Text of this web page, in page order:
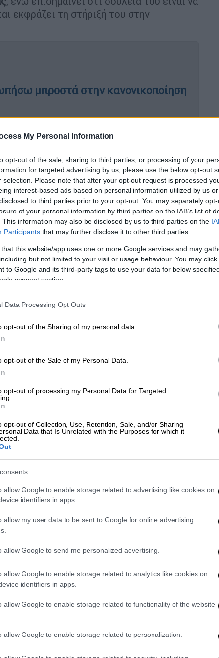
My Personal Information
opt-out of the sale, sharing to third parties, or processing of your
for targeted advertising by us, please use the below opt-out
selection. Please note that after your opt-out request is processed
interest-based ads based on personal information utilized by us
to third parties prior to your opt-out. You may separately
of your personal information by third parties on the IAB’s list of
This information may also be disclosed by us to third parties on the
Participants that may further disclose it to other third parties.
that this website/app uses one or more Google services and may
but not limited to your visit or usage behaviour. You may
to Google and its third-party tags to use your data for below
consent section.
Data Processing Opt Outs
opt-out of the Sharing of my personal data.
opt-out of the Sale of my Personal Data.
opt-out of processing my Personal Data for Targeted
opt-out of Collection, Use, Retention, Sale, and/or Sharing
Data that Is Unrelated with the Purposes for which it
allow Google to enable storage related to advertising like cookies on
identifiers in apps.
allow my user data to be sent to Google for online advertising
allow Google to send me personalized advertising.
allow Google to enable storage related to analytics like cookies on
identifiers in apps.
allow Google to enable storage related to functionality of the website
allow Google to enable storage related to personalization.
εκφράζει τη στήριξή του στην
μπροστά στην κανονικοποίηση
Πρωθυπουργού πιστοποιεί την
κυβέρνηση της Νέας Δημοκρατίας»,
Κινήματος Αλλαγής, Κώστας
«Αργά και υποκριτικά θυμήθηκε τη
που σε πείσμα της
επί μέρες στην κυβέρνηση τον κ.
το Δημόσιο, κηρύσσει σήμερα τον
δε, πως «αν δεν είχε υπάρξει η
παρέμβει στον δημόσιο διάλογο η
εσωκομματικές δυνάμεις,
κ. Μητσοτάκη θα ήταν ακόμη
Νέας Δημοκρατίας
δείχνει καθημερινά
κυβερνά
την τοποθέτηση του πρωθυπουργού
με αριθμούς δεν αναιρούν το βίωμα».
του ο Πρωθυπουργός που έχει
του πλειοψηφία για να
τους υπουργούς του
, που έστησε στο
παρακολούθησης των υπουργών
δημοσιογράφων και πολιτικών
ότι «ο κ. Μητσοτάκης διατείνεται
αλλά δεν λέει κουβέντα για
του κ. Γεωργιάδη σε αυτήν». Προσθέτει
και Αντιπροέδρου της Νέας
κράτους δικαίου και της διάκρισης των
στο έργο της δικαιοσύνης και
εις βάρος των λειτουργών της». «Ο
τον κ. Γεωργιάδη, την ανεξαρτησία
υποστηρίζει καταληκτικά.
ως προς την τοξικότητα, τις